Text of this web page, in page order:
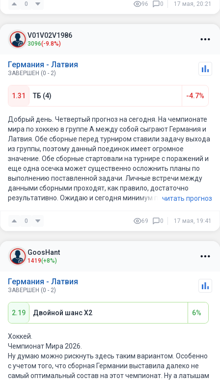
0 96 0 17 мая, 20:21
V01V02V1986
3096(-9.8%)
Германия - Латвия
ЗАВЕРШЕН (0 - 2)
1.31 ТБ (4) -4.7%
Добрый день. Четвертый прогноз на сегодня. На чемпионате
мира по хоккею в группе А между собой сыграют Германия и
Латвия. Обе сборные перед турниром ставили задачу выхода
из группы, поэтому данный поединок имеет огромное
значение. Обе сборные стартовали на турнире с поражений и
еще одна осечка может существенно осложнить планы по
выполнению поставленной задачи. Личные встречи между
данными сборными проходят, как правило, достаточно
результативно. Ожидаю и сегодня минимум по 2
на плей-офф.
читать прогноз
0 69 0 17 мая, 19:41
GoosHant
1419(+8%)
Германия - Латвия
ЗАВЕРШЕН (0 - 2)
2.19 Двойной шанс X2 6%
Хоккей.
Чемпионат Мира 2026.
Ну думаю можно рискнуть здесь таким вариантом. Особенно
с учетом того, что сборная Германии выставила далеко не
самый оптимальный состав на этот чемпионат. Ну а латышам